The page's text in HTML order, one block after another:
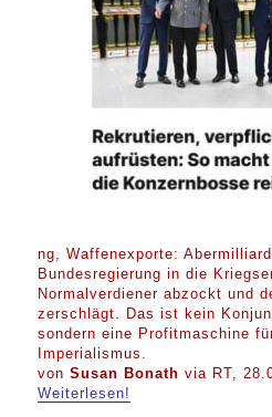
ng, Waffenexporte:
Bundesregierung in die
Normalverdiener abzockt und
zerschlägt. Das ist kein
sondern eine Profitmaschine
Imperialismus.
vonSusan Bonath via RT,
Weiterlesen!